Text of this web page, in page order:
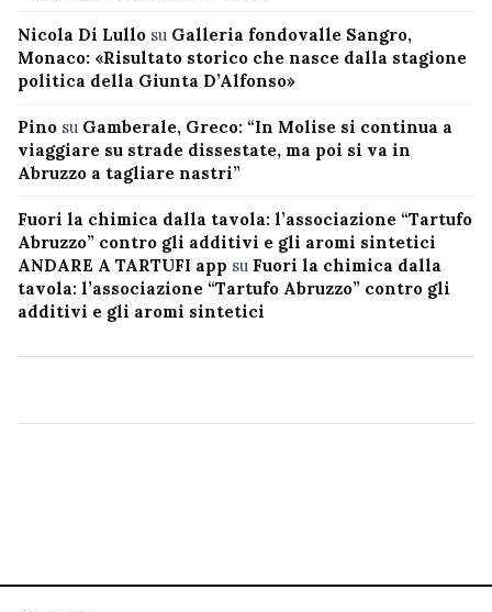
Nicola Di Lullo su Galleria fondovalle Sangro,
Monaco: «Risultato storico che nasce dalla stagione
politica della Giunta D’Alfonso»
Pino su Gamberale, Greco: “In Molise si continua a
viaggiare su strade dissestate, ma poi si va in
Abruzzo a tagliare nastri”
Fuori la chimica dalla tavola: l’associazione “Tartufo
Abruzzo” contro gli additivi e gli aromi sintetici
ANDARE A TARTUFI app su Fuori la chimica dalla
tavola: l’associazione “Tartufo Abruzzo” contro gli
additivi e gli aromi sintetici